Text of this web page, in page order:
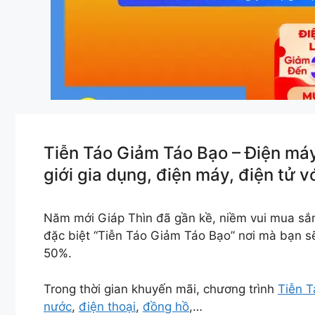
Tiễn Táo Giảm Táo Bạo – Điện
giới gia dụng, điện máy, điện tử
Năm mới Giáp Thìn đã gần kề, niềm vui mua
đặc biệt “Tiễn Táo Giảm Táo Bạo” nơi mà bạn
50%.
Trong thời gian khuyến mãi, chương trình Tiễn
nước, điện thoại, đồng hồ,…